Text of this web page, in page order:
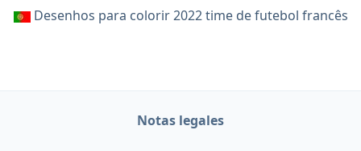
Desenhos para colorir 2022 time de futebol francês
Notas legales